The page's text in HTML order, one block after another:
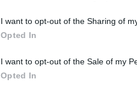
I want to opt-out of the Sharing of
Opted In
I want to opt-out of the Sale of my
Opted In